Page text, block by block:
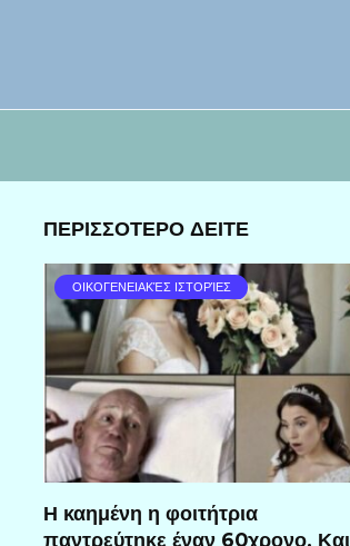
ΠΕΡΙΣΣΟΤΕΡΟ ΔΕΙΤΕ
ΟΙΚΟΓΕΝΕΙΑΚΈΣ ΙΣΤΟΡΊΕΣ
Η καημένη η φοιτήτρια
παντρεύτηκε έναν 60χρονο. Και